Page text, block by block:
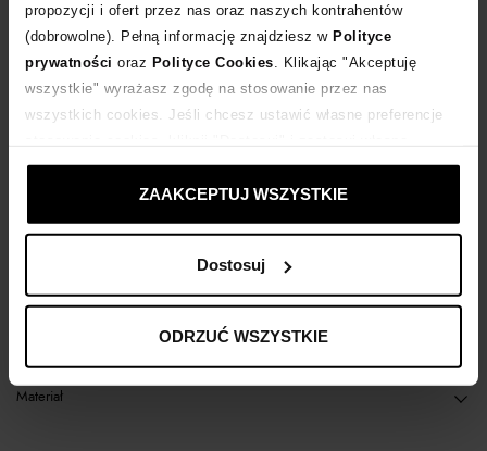
propozycji i ofert przez nas oraz naszych kontrahentów
(dobrowolne). Pełną informację znajdziesz w Polityce
prywatności oraz Polityce Cookies . Klikając "Akceptuję
wszystkie" wyrażasz zgodę na stosowanie przez nas
wszystkich cookies. Jeśli chcesz ustawić własne preferencje
ustawienia prywatności.
ZAAKCEPTUJ WSZYSTKIE
Dostosuj
ODRZUĆ WSZYSTKIE
14 dni na zwrot towaru
+498 punktówzyskujesz w Klubie Korzyści
Produkt partnerskiMoliera2
Materiał